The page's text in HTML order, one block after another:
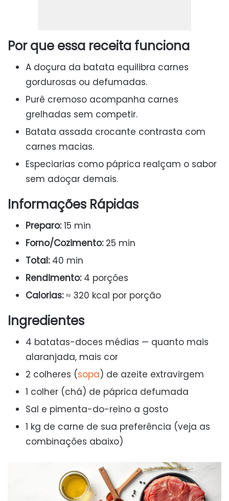
Por que essa receita funciona
A doçura da batata equilibra carnes
gordurosas ou defumadas.
Purê cremoso acompanha carnes
grelhadas sem competir.
Batata assada crocante contrasta com
carnes macias.
Especiarias como páprica realçam o sabor
sem adoçar demais.
Informações Rápidas
Preparo:15 min
Forno/Cozimento:25 min
Total:40 min
Rendimento:4 porções
Calorias:≈ 320 kcal por porção
Ingredientes
4 batatas-doces médias — quanto mais
alaranjada, mais cor
2 colheres (sopa) de azeite extravirgem
1 colher (chá) de páprica defumada
Sal e pimenta-do-reino a gosto
1 kg de carne de sua preferência (veja as
combinações abaixo)